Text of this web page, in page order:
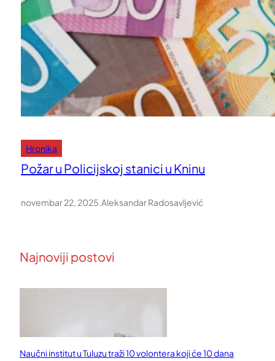
Hronika
Požar u Policijskoj stanici u Kninu
novembar 22, 2025.Aleksandar Radosavljević
Najnoviji postovi
Naučni institut u Tuluzu traži 10 volontera koji će 10 dana